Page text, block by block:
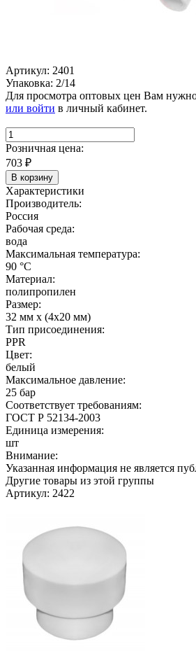
Артикул: 2401
Упаковка: 2/14
Для просмотра оптовых цен Вам
или войти в личный кабинет.
Розничная цена:
703 ₽
В корзину
Характеристики
Производитель:
Россия
Рабочая среда:
вода
Максимальная температура:
90 °C
Материал:
полипропилен
Размер:
32 мм х (4х20 мм)
Тип присоединения:
PPR
Цвет:
белый
Максимальное давление:
25 бар
Соответствует требованиям:
ГОСТ Р 52134-2003
Единица измерения:
шт
Внимание:
Указанная информация не является
Другие товары из этой группы
Артикул: 2422